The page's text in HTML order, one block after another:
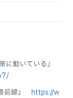
に動いている」
前線」 https://w